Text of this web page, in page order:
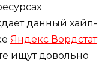
данный хайп-
Яндекс Вордстат
ищут довольно